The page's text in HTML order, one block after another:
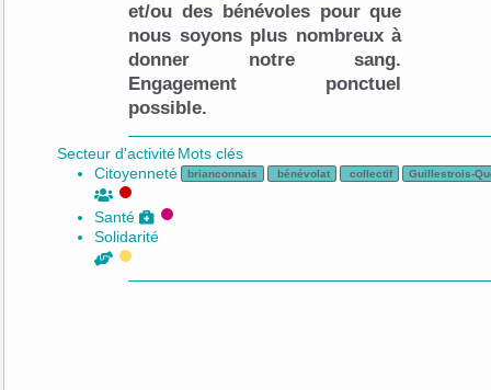
et/ou des bénévoles pour que
nous soyons plus nombreux à
donner notre sang.
Engagement ponctuel
possible.
Secteur d'activité
Citoyenneté
Santé
Solidarité
Mots clés
brianconnais bénévolat collectif Guillestrois-